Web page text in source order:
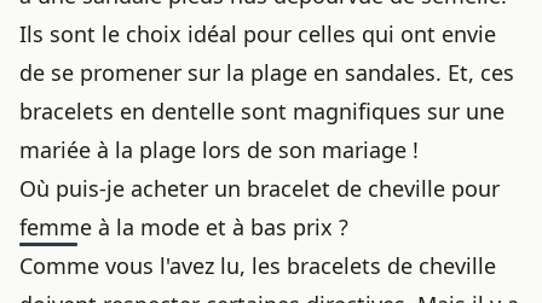
Ils sont le choix idéal pour celles qui ont envie
de se promener sur la plage en sandales. Et, ces
bracelets en dentelle sont magnifiques sur une
mariée à la plage lors de son mariage !
Où puis-je acheter un bracelet de cheville pour
femme à la mode et à bas prix ?
Comme vous l'avez lu, les bracelets de cheville